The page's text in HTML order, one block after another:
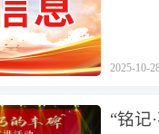
2025-10-
“铭记